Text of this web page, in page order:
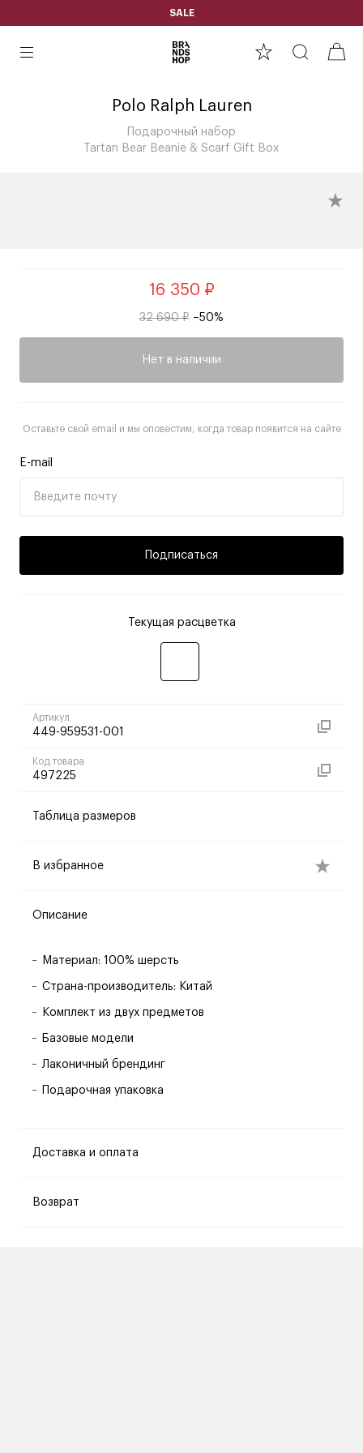
SALE
Polo Ralph Lauren
Подарочный набор
Tartan Bear Beanie & Scarf Gift Box
16 350 ₽
32 690 ₽ –50%
Нет в наличии
Оставьте свой email и мы оповестим, когда товар появится на сайте
E-mail
Подписаться
Текущая расцветка
Артикул
449-959531-001
Код товара
497225
Таблица размеров
В избранное
Описание
Материал: 100% шерсть
Страна-производитель: Китай
Комплект из двух предметов
Базовые модели
Лаконичный брендинг
Подарочная упаковка
Доставка и оплата
Возврат